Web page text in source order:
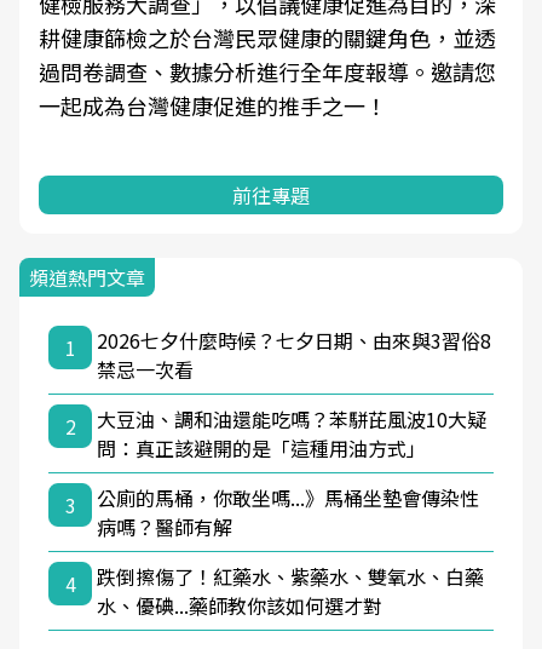
耕健康篩檢之於台灣民眾健康的關鍵角色，並透
過問卷調查、數據分析進行全年度報導。邀請您
一起成為台灣健康促進的推手之一！
前往專題
頻道熱門文章
1
2026七夕什麼時候？七夕日期、由來與3習俗8
禁忌一次看
2
大豆油、調和油還能吃嗎？苯駢芘風波10大疑
問：真正該避開的是「這種用油方式」
3
公廁的馬桶，你敢坐嗎...》馬桶坐墊會傳染性
病嗎？醫師有解
4
跌倒擦傷了！紅藥水、紫藥水、雙氧水、白藥
水、優碘...藥師教你該如何選才對